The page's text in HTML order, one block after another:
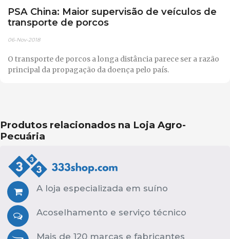
PSA China: Maior supervisão de veículos de
transporte de porcos
06-Nov-2018
O transporte de porcos a longa distância parece ser a razão
principal da propagação da doença pelo país.
Produtos relacionados na Loja Agro-
Pecuária
A loja especializada em suíno
Acoselhamento e serviço técnico
Mais de 120 marcas e fabricantes